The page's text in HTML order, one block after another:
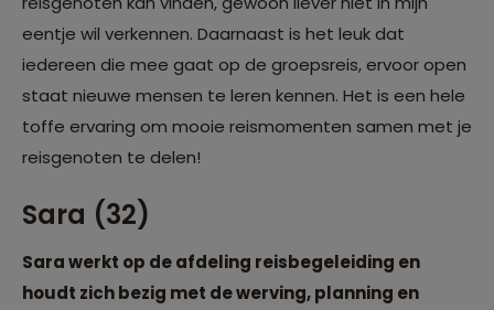
eentje wil verkennen. Daarnaast is het leuk dat
iedereen die mee gaat op de groepsreis, ervoor open
staat nieuwe mensen te leren kennen. Het is een hele
toffe ervaring om mooie reismomenten samen met je
reisgenoten te delen!
Sara (32)
Sara werkt op de afdeling reisbegeleiding en
houdt zich bezig met de werving, planning en